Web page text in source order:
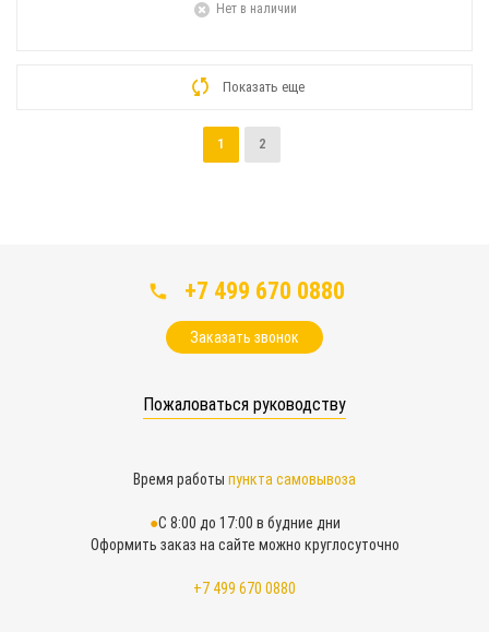
Нет в наличии
Показать еще
1 2
+7 499 670 0880
Заказать звонок
Пожаловаться руководству
Время работы пункта самовывоза
С 8:00 до 17:00 в будние дни
Оформить заказ на сайте можно круглосуточно
+7 499 670 0880